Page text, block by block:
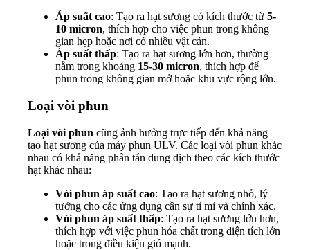
Áp suất cao: Tạo ra hạt sương có kích thước từ 5-
10 micron, thích hợp cho việc phun trong không
gian hẹp hoặc nơi có nhiều vật cản.
Áp suất thấp: Tạo ra hạt sương lớn hơn, thường
nằm trong khoảng 15-30 micron, thích hợp để
phun trong không gian mở hoặc khu vực rộng lớn.
Loại vòi phun
Loại vòi phun cũng ảnh hưởng trực tiếp đến khả năng
tạo hạt sương của máy phun ULV. Các loại vòi phun khác
nhau có khả năng phân tán dung dịch theo các kích thước
hạt khác nhau:
Vòi phun áp suất cao: Tạo ra hạt sương nhỏ, lý
tưởng cho các ứng dụng cần sự tỉ mỉ và chính xác.
Vòi phun áp suất thấp: Tạo ra hạt sương lớn hơn,
thích hợp với việc phun hóa chất trong diện tích lớn
hoặc trong điều kiện gió mạnh.